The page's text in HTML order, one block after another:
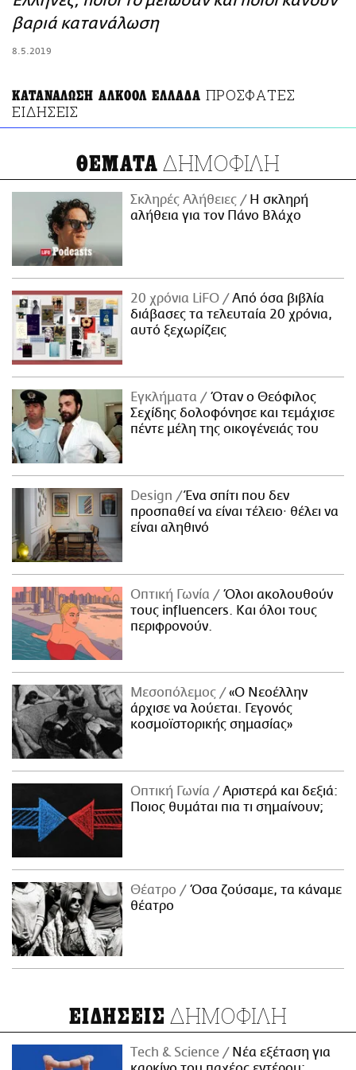
ΑΜΠΑ
βαριά κατανάλωση
8.5.2019
ΚΑΤΑΝΑΛΩΣΗ ΑΛΚΟΟΛ ΕΛΛΑΔΑ ΠΡΟΣΦΑΤΕΣ
ΕΙΔΗΣΕΙΣ
ΘΕΜΑΤΑ ΔΗΜΟΦΙΛΗ
Σκληρές Αλήθειες
H σκληρή
αλήθεια για τον Πάνο Βλάχο
20 χρόνια LiFO
Από όσα βιβλία
διάβασες τα τελευταία 20 χρόνια,
αυτό ξεχωρίζεις
Εγκλήματα
Όταν ο Θεόφιλος
Σεχίδης δολοφόνησε και τεμάχισε
πέντε μέλη της οικογένειάς του
Design
Ένα σπίτι που δεν
προσπαθεί να είναι τέλειο· θέλει να
είναι αληθινό
Οπτική Γωνία
Όλοι ακολουθούν
τους influencers. Και όλοι τους
περιφρονούν.
Μεσοπόλεμος
«Ο Νεοέλλην
άρχισε να λούεται. Γεγονός
κοσμοϊστορικής σημασίας»
Οπτική Γωνία
Αριστερά και δεξιά:
Ποιος θυμάται πια τι σημαίνουν;
Θέατρο
Όσα ζούσαμε, τα κάναμε
θέατρο
ΕΙΔΗΣΕΙΣ ΔΗΜΟΦΙΛΗ
Τech & Science
Νέα εξέταση για